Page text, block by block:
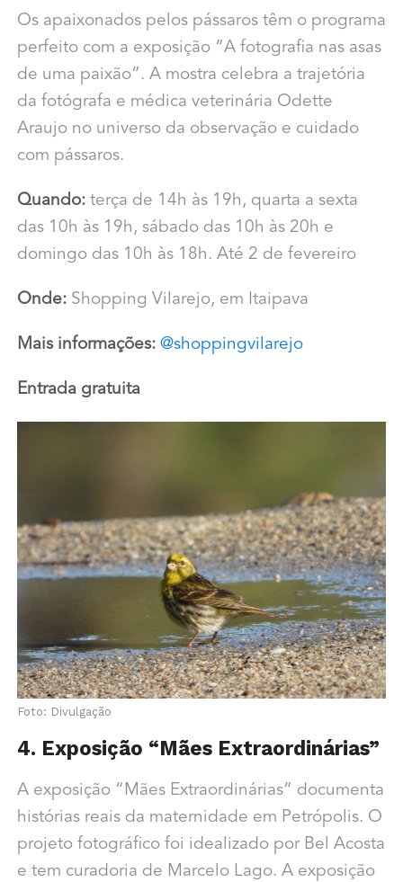
Os apaixonados pelos pássaros têm o programa
perfeito com a exposição “A fotografia nas asas
de uma paixão”. A mostra celebra a trajetória
da fotógrafa e médica veterinária Odette
Araujo no universo da observação e cuidado
com pássaros.
Quando:terça de 14h às 19h, quarta a sexta
das 10h às 19h, sábado das 10h às 20h e
domingo das 10h às 18h. Até 2 de fevereiro
Onde:Shopping Vilarejo, em Itaipava
Mais informações: @shoppingvilarejo
Entrada gratuita
Foto: Divulgação
4. Exposição “Mães Extraordinárias”
A exposição “Mães Extraordinárias” documenta
histórias reais da maternidade em Petrópolis. O
projeto fotográfico foi idealizado por Bel Acosta
e tem curadoria de Marcelo Lago. A exposição